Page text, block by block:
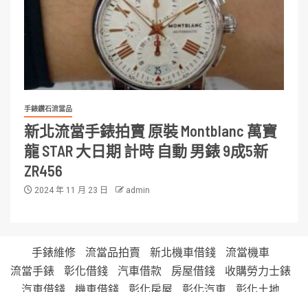
手錶鑽石流當品
新北流當手錶拍賣 原裝 Montblanc 萬寶
龍 STAR 大日期 計時 自動 男錶 9成5新
ZR456
2024 年 11 月 23 日 admin
手錶維修 流當品拍賣 新北機車借錢
流當機車
流當手錶
彰化借錢 汽車借款 房屋借錢
收購勞力士錶
汽車借錢
機車借錢 彰化房屋 彰化汽車 彰化土地